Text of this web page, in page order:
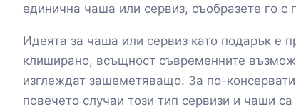
единична чаша или сервиз, съобразете го с
Идеята за чаша или сервиз като подарък е
клиширано, всъщност съвременните
изглеждат зашеметяващо. За по-
повечето случаи този тип сервизи и чаши